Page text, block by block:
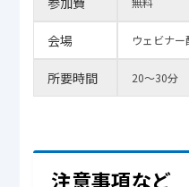
会場 ウェビナー
所要時間 20～30分
注意事項など